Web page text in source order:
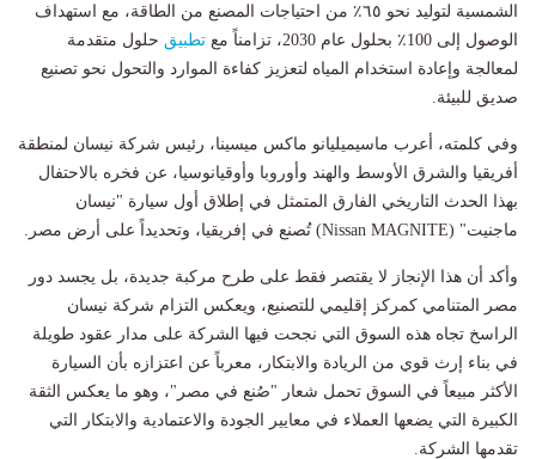
الشمسية لتوليد نحو ٦٥٪ من احتياجات المصنع من الطاقة، مع استهداف
الوصول إلى 100٪ بحلول عام 2030، تزامناً مع
تطبيق حلول متقدمة
لمعالجة وإعادة استخدام المياه لتعزيز كفاءة الموارد والتحول نحو تصنيع
صديق للبيئة.
وفي كلمته، أعرب ماسيميليانو ماكس ميسينا، رئيس شركة نيسان لمنطقة
أفريقيا والشرق الأوسط والهند وأوروبا وأوقيانوسيا، عن فخره بالاحتفال
بهذا الحدث التاريخي الفارق المتمثل في إطلاق أول سيارة "نيسان
ماجنيت" (Nissan MAGNITE) تُصنع في إفريقيا، وتحديداً على أرض مصر.
وأكد أن هذا الإنجاز لا يقتصر فقط على طرح مركبة جديدة، بل يجسد دور
مصر المتنامي كمركز إقليمي للتصنيع، ويعكس التزام شركة نيسان
الراسخ تجاه هذه السوق التي نجحت فيها الشركة على مدار عقود طويلة
في بناء إرث قوي من الريادة والابتكار، معرباً عن اعتزازه بأن السيارة
الأكثر مبيعاً في السوق تحمل شعار "صُنع في مصر"، وهو ما يعكس الثقة
الكبيرة التي يضعها العملاء في معايير الجودة والاعتمادية والابتكار التي
تقدمها الشركة.